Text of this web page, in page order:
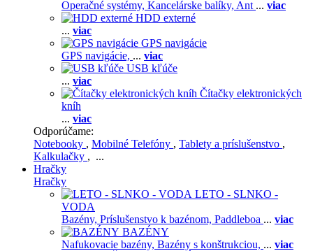
Operačné systémy, Kancelárske balíky, Ant ... viac
HDD externé
... viac
GPS navigácie
GPS navigácie, ... viac
USB kľúče
... viac
Čítačky elektronických
kníh
... viac
Odporúčame:
Notebooky , Mobilné Telefóny , Tablety a príslušenstvo ,
Kalkulačky , ...
Hračky
Hračky
LETO - SLNKO -
VODA
Bazény, Príslušenstvo k bazénom, Paddleboa ... viac
BAZÉNY
Nafukovacie bazény, Bazény s konštrukciou, ... viac